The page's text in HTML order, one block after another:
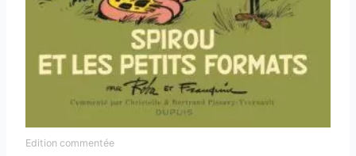
Edition commentée